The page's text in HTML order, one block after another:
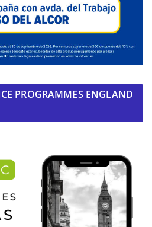
PROGRAMMES ENGLAND